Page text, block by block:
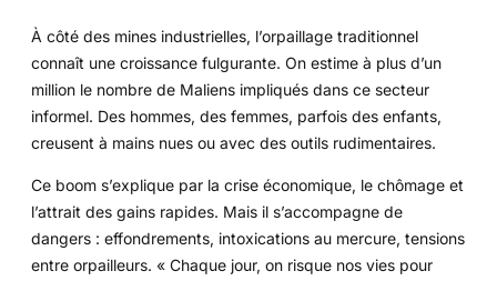
À côté des mines industrielles, l’orpaillage traditionnel
connaît une croissance fulgurante. On estime à plus d’un
million le nombre de Maliens impliqués dans ce secteur
informel. Des hommes, des femmes, parfois des enfants,
creusent à mains nues ou avec des outils rudimentaires.
Ce boom s’explique par la crise économique, le chômage et
l’attrait des gains rapides. Mais il s’accompagne de
dangers : effondrements, intoxications au mercure, tensions
entre orpailleurs. « Chaque jour, on risque nos vies pour